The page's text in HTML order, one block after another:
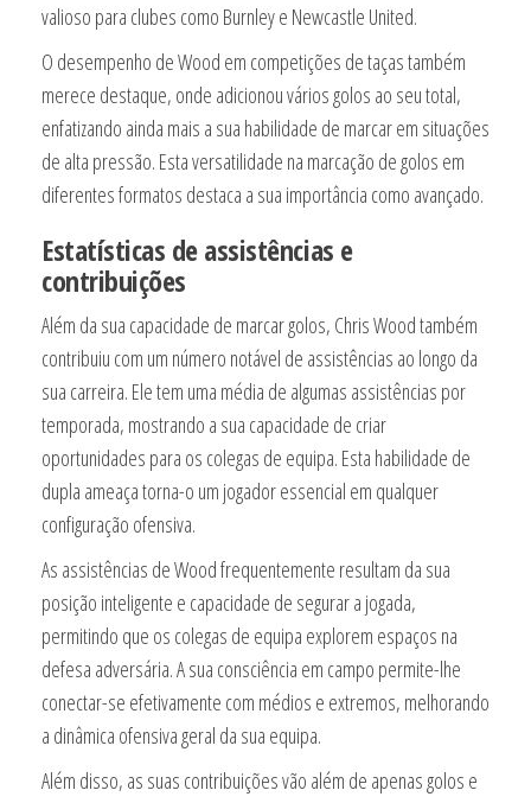
valioso para clubes como Burnley e Newcastle United.
O desempenho de Wood em competições de taças também
merece destaque, onde adicionou vários golos ao seu total,
enfatizando ainda mais a sua habilidade de marcar em situações
de alta pressão. Esta versatilidade na marcação de golos em
diferentes formatos destaca a sua importância como avançado.
Estatísticas de assistências e
contribuições
Além da sua capacidade de marcar golos, Chris Wood também
contribuiu com um número notável de assistências ao longo da
sua carreira. Ele tem uma média de algumas assistências por
temporada, mostrando a sua capacidade de criar
oportunidades para os colegas de equipa. Esta habilidade de
dupla ameaça torna-o um jogador essencial em qualquer
configuração ofensiva.
As assistências de Wood frequentemente resultam da sua
posição inteligente e capacidade de segurar a jogada,
permitindo que os colegas de equipa explorem espaços na
defesa adversária. A sua consciência em campo permite-lhe
conectar-se efetivamente com médios e extremos, melhorando
a dinâmica ofensiva geral da sua equipa.
Além disso, as suas contribuições vão além de apenas golos e